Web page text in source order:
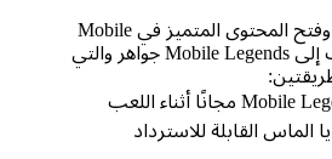
من أجل التقدم بسرعة وفتح المحتوى المتميز في Mobile
Legends، يحتاج اللاعب إلى Mobile Legends جواهر والتي
القابلة للاسترداد